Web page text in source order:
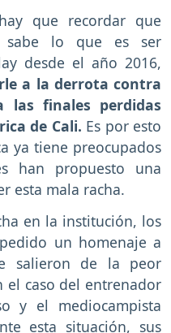
que recordar que
sabe lo que es ser
desde el año 2016,
a la derrota contra
las finales perdidas
de Cali. Es por esto
ya tiene preocupados
han propuesto una
esta mala racha.
en la institución, los
un homenaje a
salieron de la peor
el caso del entrenador
y el mediocampista
esta situación, sus